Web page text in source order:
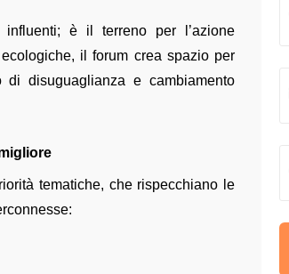
è il terreno per l’azione
il forum crea spazio per
disuguaglianza e cambiamento
tematiche, che rispecchiano le